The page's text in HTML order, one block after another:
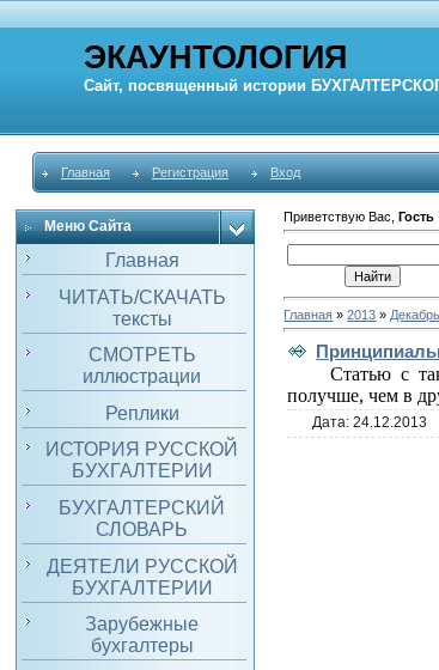
ЭКАУНТОЛОГИЯ
Сайт, посвященный истории
Главная Регистрация Вход
Меню Сайта
Главная
ЧИТАТЬ/СКАЧАТЬ
тексты
СМОТРЕТЬ
иллюстрации
Реплики
ИСТОРИЯ РУССКОЙ
БУХГАЛТЕРИИ
БУХГАЛТЕРСКИЙ
СЛОВАРЬ
ДЕЯТЕЛИ РУССКОЙ
БУХГАЛТЕРИИ
Зарубежные
бухгалтеры
Приветствую Вас ,Гость
Главная »2013 » Декабрь
Статью с
получше, чем в
Дата:24.12.2013